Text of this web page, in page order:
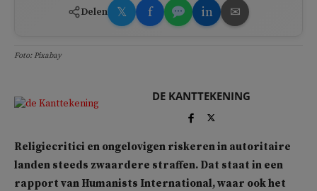
Delen 𝕏 f in ✉
Foto: Pixabay
DE KANTTEKENING
Religiecritici en ongelovigen riskeren in autoritaire
landen steeds zwaardere straffen. Dat staat in een
rapport van Humanists International, waar ook het